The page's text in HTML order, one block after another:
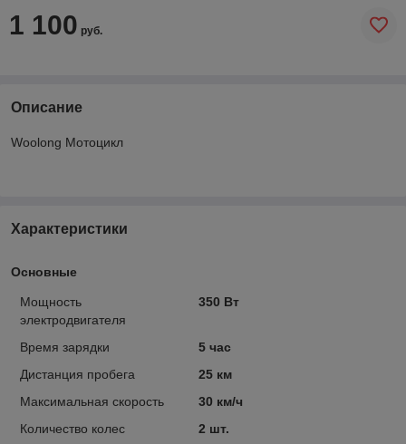
1 100 руб.
Описание
Woolong Мотоцикл
Характеристики
Основные
Мощность
электродвигателя
350 Вт
Время зарядки
5 час
Дистанция пробега
25 км
Максимальная скорость
30 км/ч
Количество колес
2 шт.